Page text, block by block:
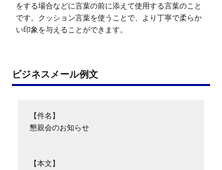
をする場合などに言葉の前に添えて使用する言葉のこと
です。クッション言葉を使うことで、より丁寧で柔らか
い印象を与えることができます。
ビジネスメール例文
【件名】
懇親会のお知らせ
【本文】